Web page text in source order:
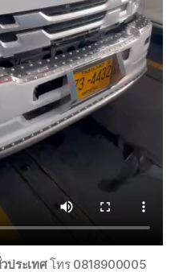
ประเทศโทร 0818900005